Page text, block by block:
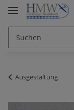
Ausgestaltung